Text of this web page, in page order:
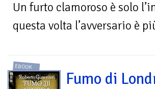
Un furto clamoroso è solo
questa volta l’avversario è
EBOOK
Fumo di